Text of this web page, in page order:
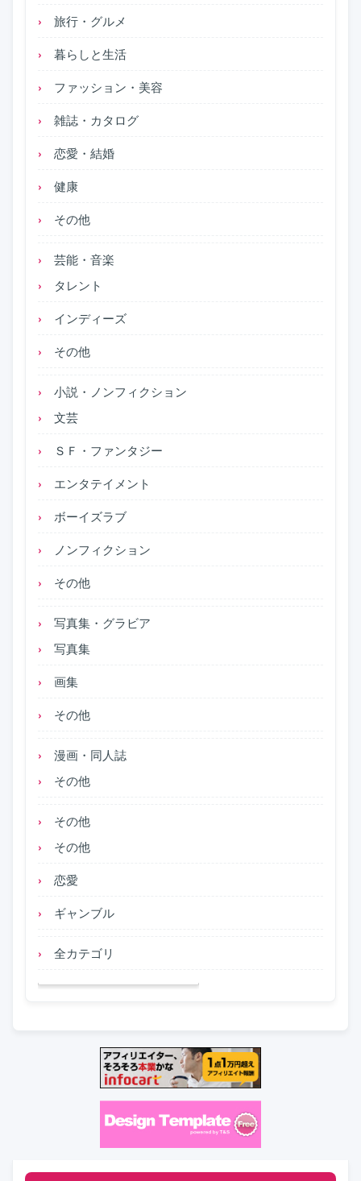
旅行・グルメ
暮らしと生活
ファッション・美容
雑誌・カタログ
恋愛・結婚
健康
その他
芸能・音楽
タレント
インディーズ
その他
小説・ノンフィクション
文芸
ＳＦ・ファンタジー
エンタテイメント
ボーイズラブ
ノンフィクション
その他
写真集・グラビア
写真集
画集
その他
漫画・同人誌
その他
その他
その他
恋愛
ギャンブル
全カテゴリ